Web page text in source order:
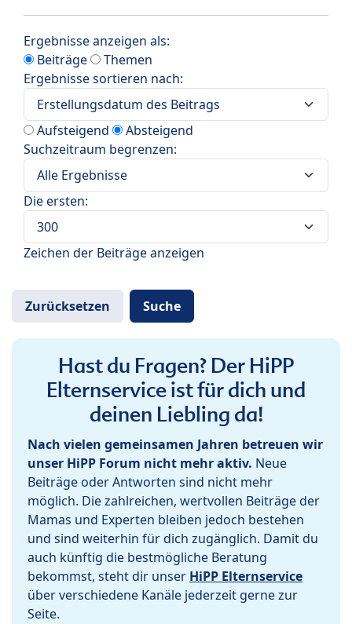
Ergebnisse anzeigen als:
Beiträge
Themen
Ergebnisse sortieren nach:
Aufsteigend
Absteigend
Suchzeitraum begrenzen:
Die ersten:
Zeichen der Beiträge anzeigen
Hast du Fragen? Der HiPP
Elternservice ist für dich und
deinen Liebling da!
Nach vielen gemeinsamen Jahren betreuen wir
unser HiPP Forum nicht mehr aktiv. Neue
Beiträge oder Antworten sind nicht mehr
möglich. Die zahlreichen, wertvollen Beiträge der
Mamas und Experten bleiben jedoch bestehen
und sind weiterhin für dich zugänglich. Damit du
auch künftig die bestmögliche Beratung
bekommst, steht dir unser HiPP Elternservice
über verschiedene Kanäle jederzeit gerne zur
Seite.